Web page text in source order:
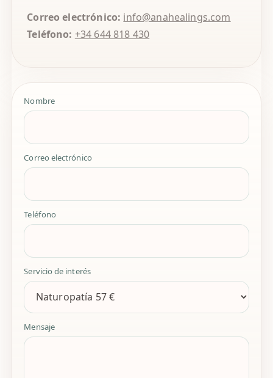
Correo electrónico: info@anahealings.com
Teléfono: +34 644 818 430
Nombre
Correo electrónico
Teléfono
Servicio de interés
Mensaje